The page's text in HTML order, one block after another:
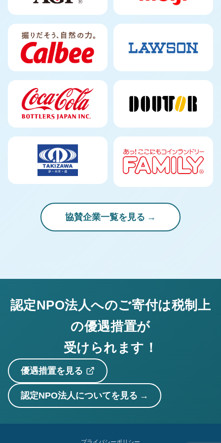
協賛企業一覧を見る
認定NPO法人へのご寄付は税制上
の優遇措置が
受けられます！
優遇措置を見る
認定NPO法人についてを見る